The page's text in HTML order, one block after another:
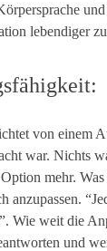
lebendiger
von einem
war. Nichts
mehr.
anzupassen.
Wie weit die
und